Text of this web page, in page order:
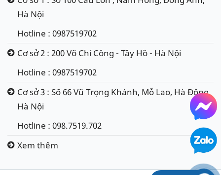
Hà Nội
Hotline : 0987519702
Cơ sở 2 : 200 Võ Chí Công - Tây Hồ - Hà Nội
Hotline : 0987519702
Cơ sở 3 : Số 66 Vũ Trọng Khánh, Mỗ Lao, Hà Đông,
Hà Nội
Hotline : 098.7519.702
Xem thêm